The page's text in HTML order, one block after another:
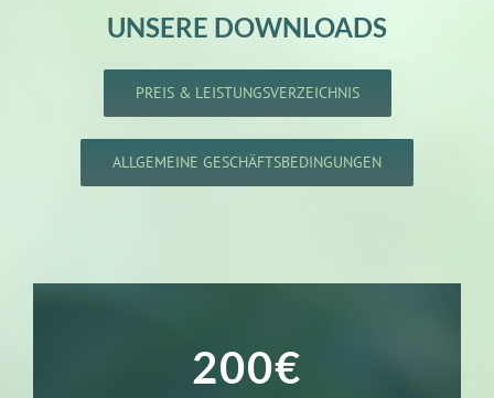
UNSERE DOWNLOADS
PREIS & LEISTUNGSVERZEICHNIS
ALLGEMEINE GESCHÄFTSBEDINGUNGEN
200€